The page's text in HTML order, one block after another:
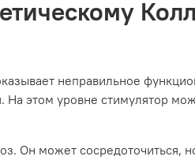
неправильное
этом уровне стимулятор
Он может сосредоточиться,